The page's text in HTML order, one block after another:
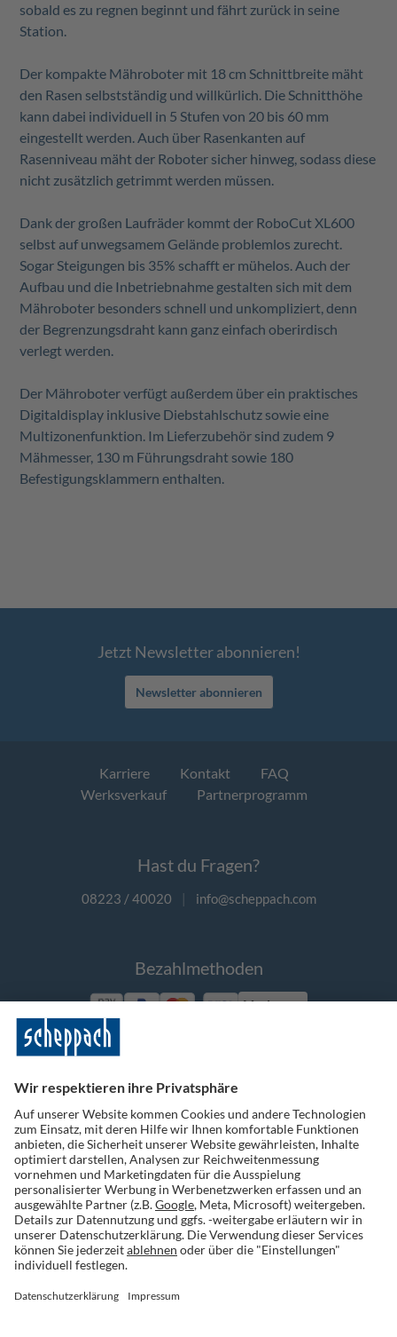
sobald es zu regnen beginnt und fährt zurück in seine
Station.
Der kompakte Mähroboter mit 18 cm Schnittbreite mäht
den Rasen selbstständig und willkürlich. Die Schnitthöhe
kann dabei individuell in 5 Stufen von 20 bis 60 mm
eingestellt werden. Auch über Rasenkanten auf
Rasenniveau mäht der Roboter sicher hinweg, sodass diese
nicht zusätzlich getrimmt werden müssen.
Dank der großen Laufräder kommt der RoboCut XL600
selbst auf unwegsamem Gelände problemlos zurecht.
Sogar Steigungen bis 35% schafft er mühelos. Auch der
Aufbau und die Inbetriebnahme gestalten sich mit dem
Mähroboter besonders schnell und unkompliziert, denn
der Begrenzungsdraht kann ganz einfach oberirdisch
verlegt werden.
Der Mähroboter verfügt außerdem über ein praktisches
Digitaldisplay inklusive Diebstahlschutz sowie eine
Multizonenfunktion. Im Lieferzubehör sind zudem 9
Mähmesser, 130 m Führungsdraht sowie 180
Befestigungsklammern enthalten.
Jetzt Newsletter abonnieren!
Newsletter abonnieren
Karriere Kontakt
FAQ
Werksverkauf
Partnerprogramm
Hast du Fragen?
08223 / 40020 | info@scheppach.com
Bezahlmethoden
Vorkasse
Folge uns auf Social Media